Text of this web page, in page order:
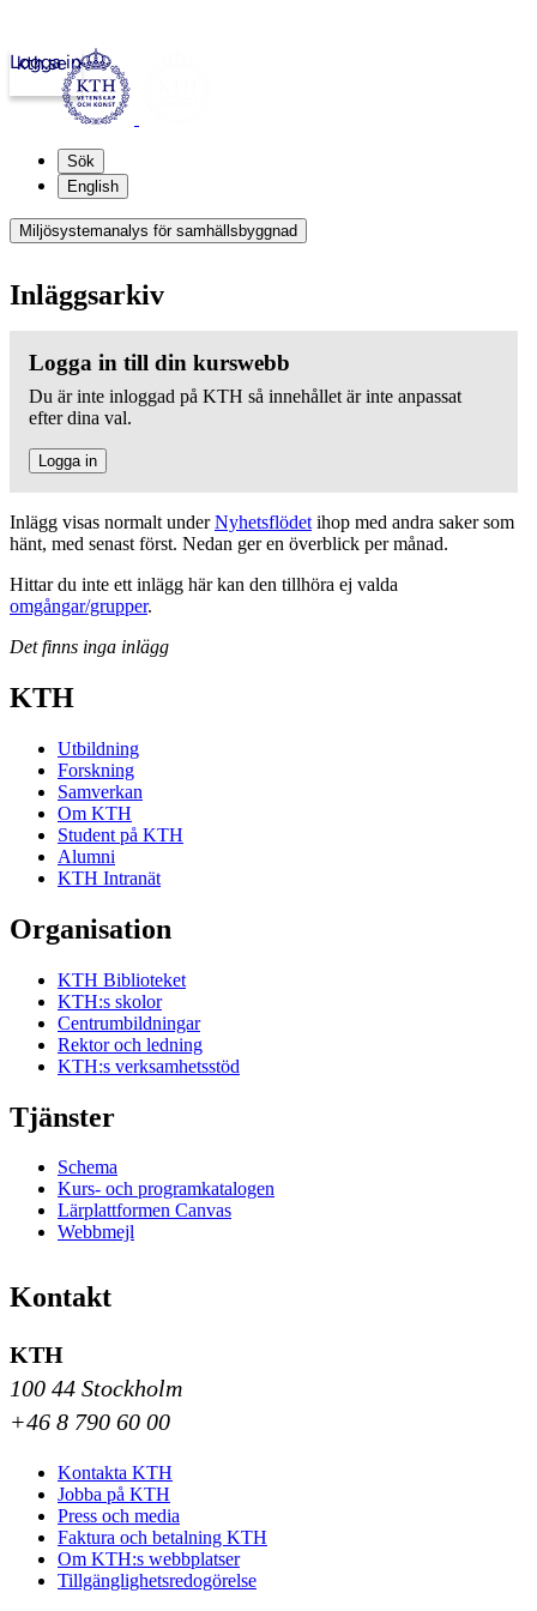
kth.se
Logga in
Sök
English
Miljösystemanalys för samhällsbyggnad
Inläggsarkiv
Logga in till din kurswebb
Du är inte inloggad på KTH så innehållet är inte anpassat
efter dina val.
Logga in
Inlägg visas normalt underNyhetsflödet ihop med andra saker som
hänt, med senast först. Nedan ger en överblick per månad.
Hittar du inte ett inlägg här kan den tillhöra ej valda
omgångar/grupper.
Det finns inga inlägg
KTH
Utbildning
Forskning
Samverkan
Om KTH
Student på KTH
Alumni
KTH Intranät
Organisation
KTH Biblioteket
KTH:s skolor
Centrumbildningar
Rektor och ledning
KTH:s verksamhetsstöd
Tjänster
Schema
Kurs- och programkatalogen
Lärplattformen Canvas
Webbmejl
Kontakt
KTH
100 44 Stockholm
+46 8 790 60 00
Kontakta KTH
Jobba på KTH
Press och media
Faktura och betalning KTH
Om KTH:s webbplatser
Tillgänglighetsredogörelse